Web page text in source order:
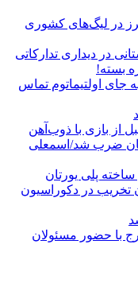
در لیگ‌های کشوری
در دیداری تدارکاتی
بسته!
جای اولتیماتوم تماس
از بازی با ذوب‌آهن
ضرب شد/اسمعلی
پلی یورتان
تخریب در دکوراسیون
با حضور مسئولان